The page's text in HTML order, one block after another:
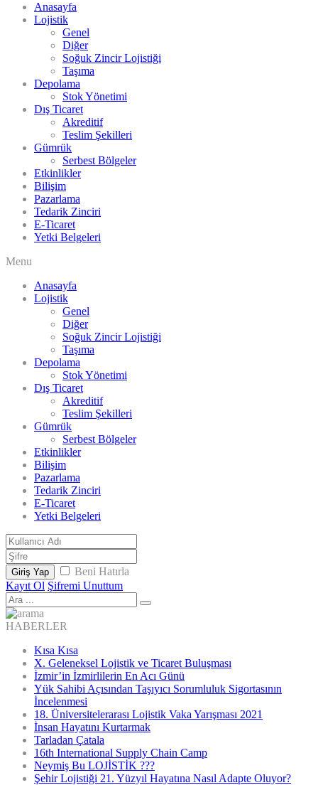
Anasayfa
Lojistik
Genel
Diğer
Soğuk Zincir Lojistiği
Taşıma
Depolama
Stok Yönetimi
Dış Ticaret
Akreditif
Teslim Şekilleri
Gümrük
Serbest Bölgeler
Etkinlikler
Bilişim
Pazarlama
Tedarik Zinciri
E-Ticaret
Yetki Belgeleri
Menu
Anasayfa
Lojistik
Genel
Diğer
Soğuk Zincir Lojistiği
Taşıma
Depolama
Stok Yönetimi
Dış Ticaret
Akreditif
Teslim Şekilleri
Gümrük
Serbest Bölgeler
Etkinlikler
Bilişim
Pazarlama
Tedarik Zinciri
E-Ticaret
Yetki Belgeleri
Giriş Yap
Beni Hatırla
Kayıt Ol Şifremi Unuttum
HABERLER
Kısa Kısa
X. Geleneksel Lojistik ve Ticaret Buluşması
İzmir’in İzmirlilerin En Acı Günü
Yük Sahibi Açısından Taşıyıcı Sorumluluk Sigortasının
İncelenmesi
18. Üniversitelerarası Lojistik Vaka Yarışması 2021
İnsan Hayatını Kurtarmak
Tarladan Çatala
16th International Supply Chain Camp
Neymiş Bu LOJİSTİK ???
Şehir Lojistiği 21. Yüzyıl Hayatına Nasıl Adapte Oluyor?